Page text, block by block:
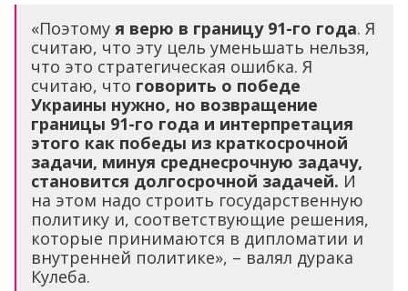
«Поэтому я верю в границу 91-го года. Я
считаю, что эту цель уменьшать нельзя,
что это стратегическая ошибка. Я
считаю, что говорить о победе
Украины нужно, но возвращение
границы 91-го года и интерпретация
этого как победы из краткосрочной
задачи, минуя среднесрочную задачу,
становится долгосрочной задачей. И
на этом надо строить государственную
политику и, соответствующие решения,
которые принимаются в дипломатии и
внутренней политике», – валял дурака
Кулеба.